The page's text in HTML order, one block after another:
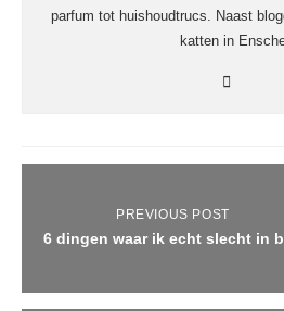
parfum tot huishoudtrucs. Naast
katten in
PREVIOUS POST
6 dingen waar ik echt slecht in